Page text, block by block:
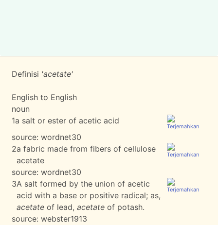
Definisi 'acetate'
English to English
noun
1a salt or ester of acetic acid
source: wordnet30
2a fabric made from fibers of cellulose
acetate
source: wordnet30
3A salt formed by the union of acetic
acid with a base or positive radical; as,
acetate of lead, acetate of potash.
source: webster1913